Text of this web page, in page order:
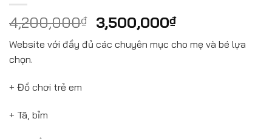
4,200,000₫ 3,500,000₫
Website với đầy đủ các chuyên mục cho mẹ và bé lựa
chọn.
+ Đồ chơi trẻ em
+ Tã, bỉm